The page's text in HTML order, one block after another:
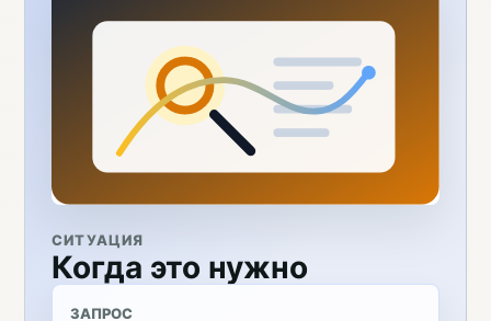
СИТУАЦИЯ
Когда это нужно
ЗАПРОС